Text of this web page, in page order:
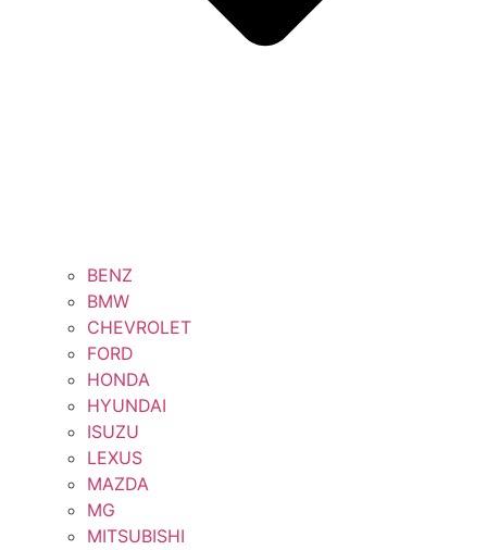
BENZ
BMW
CHEVROLET
FORD
HONDA
HYUNDAI
ISUZU
LEXUS
MAZDA
MG
MITSUBISHI